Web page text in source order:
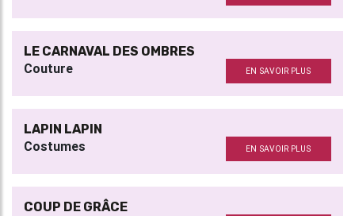
LE CARNAVAL DES OMBRES
Couture EN SAVOIR PLUS
LAPIN LAPIN
Costumes EN SAVOIR PLUS
COUP DE GRÂCE